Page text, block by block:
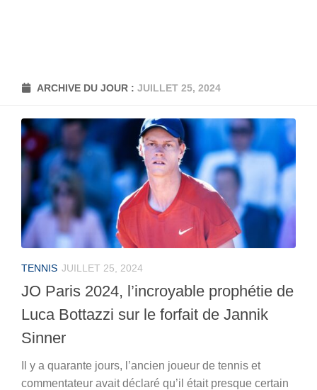
ARCHIVE DU JOUR : JUILLET 25, 2024
TENNIS JUILLET 25, 2024
JO Paris 2024, l’incroyable prophétie de
Luca Bottazzi sur le forfait de Jannik
Sinner
Il y a quarante jours, l’ancien joueur de tennis et
commentateur avait déclaré qu’il était presque certain